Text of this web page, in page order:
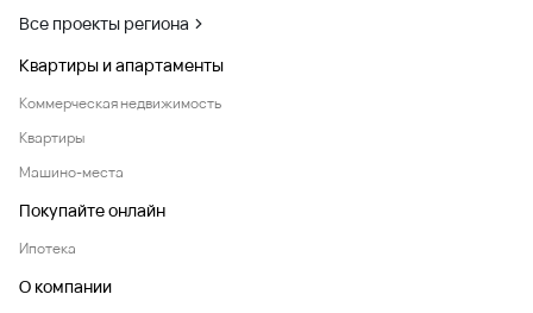
Все проекты региона
Квартиры и апартаменты
Коммерческая недвижимость
Квартиры
Машино-места
Покупайте онлайн
Ипотека
О компании